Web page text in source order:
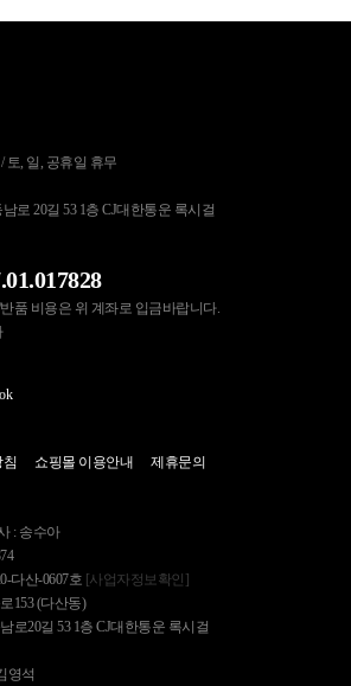
토, 일, 공휴일 휴무
로 20길 53 1층 CJ대한통운 록시걸
품 비용은 위 계좌로 입금바랍니다.
쇼핑몰 이용안내 제휴문의
: 송수아
다산-0607호 [사업자정보확인]
153 (다산동)
로20길 53 1층 CJ대한통운 록시걸
영석